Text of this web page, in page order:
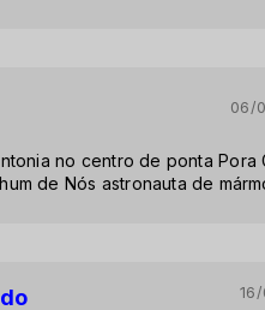
06/
no centro de ponta Pora
de Nós astronauta de